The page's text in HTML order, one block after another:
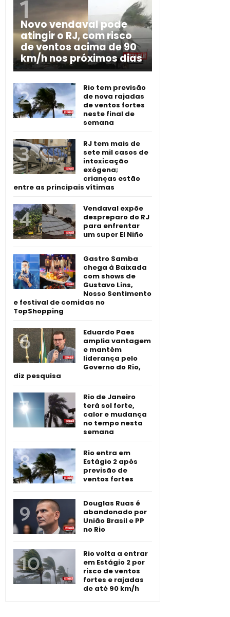
Novo vendaval pode
atingir o RJ, com risco
de ventos acima de 90
km/h nos próximos dias
Rio tem previsão
de nova rajadas
de ventos fortes
neste final de
semana
RJ tem mais de
sete mil casos de
intoxicação
exógena;
crianças estão
entre as principais vítimas
Vendaval expõe
despreparo do RJ
para enfrentar
um super El Niño
Gastro Samba
chega à Baixada
com shows de
Gustavo Lins,
Nosso Sentimento
e festival de comidas no
TopShopping
Eduardo Paes
amplia vantagem
e mantém
liderança pelo
Governo do Rio,
diz pesquisa
Rio de Janeiro
terá sol forte,
calor e mudança
no tempo nesta
semana
Rio entra em
Estágio 2 após
previsão de
ventos fortes
Douglas Ruas é
abandonado por
União Brasil e PP
no Rio
Rio volta a entrar
em Estágio 2 por
risco de ventos
fortes e rajadas
de até 90 km/h